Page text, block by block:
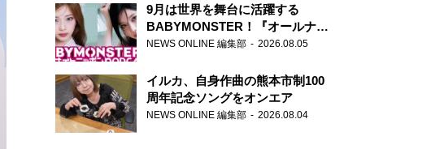
9月は世界を舞台に活躍する
BABYMONSTER！『オールナイ
トニッポンPODCAST』月替わり
NEWS ONLINE 編集部 2026.08.05
イルカ、自身作曲の熊本市制100
周年記念ソングをオンエア
NEWS ONLINE 編集部 2026.08.04